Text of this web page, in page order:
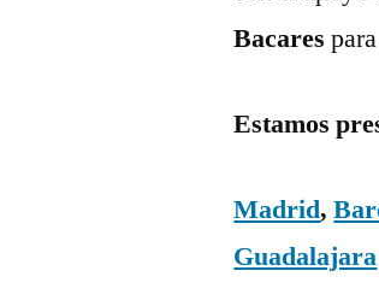
Bacares
Estamos
Madrid,
Guadalajara